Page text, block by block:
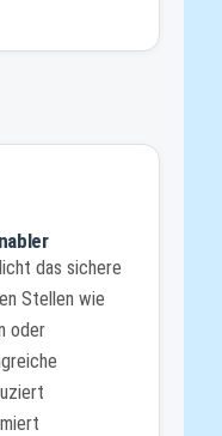
das sichere
Stellen wie
oder